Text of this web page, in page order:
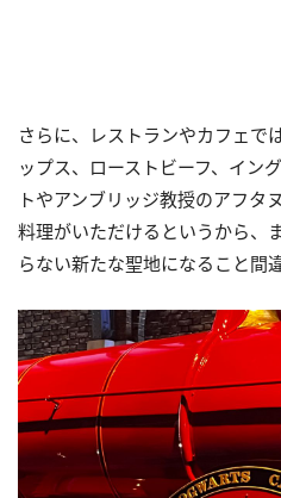
さらに、レストランやカフェで
ップス、ローストビーフ、イン
トやアンブリッジ教授のアフタ
料理がいただけるというから、
らない新たな聖地になること間